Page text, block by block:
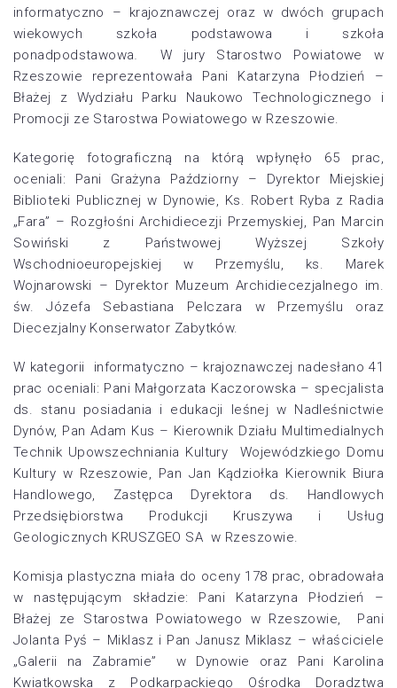
informatyczno – krajoznawczej oraz w dwóch grupach
wiekowych szkoła podstawowa i szkoła
ponadpodstawowa. W jury Starostwo Powiatowe w
Rzeszowie reprezentowała Pani Katarzyna Płodzień –
Błażej z Wydziału Parku Naukowo Technologicznego i
Promocji ze Starostwa Powiatowego w Rzeszowie.
Kategorię fotograficzną na którą wpłynęło 65 prac,
oceniali: Pani Grażyna Paździorny – Dyrektor Miejskiej
Biblioteki Publicznej w Dynowie, Ks. Robert Ryba z Radia
„Fara” – Rozgłośni Archidiecezji Przemyskiej, Pan Marcin
Sowiński z Państwowej Wyższej Szkoły
Wschodnioeuropejskiej w Przemyślu, ks. Marek
Wojnarowski – Dyrektor Muzeum Archidiecezjalnego im.
św. Józefa Sebastiana Pelczara w Przemyślu oraz
Diecezjalny Konserwator Zabytków.
W kategorii informatyczno – krajoznawczej nadesłano 41
prac oceniali: Pani Małgorzata Kaczorowska – specjalista
ds. stanu posiadania i edukacji leśnej w Nadleśnictwie
Dynów, Pan Adam Kus – Kierownik Działu Multimedialnych
Technik Upowszechniania Kultury Wojewódzkiego Domu
Kultury w Rzeszowie, Pan Jan Kądziołka Kierownik Biura
Handlowego, Zastępca Dyrektora ds. Handlowych
Przedsiębiorstwa Produkcji Kruszywa i Usług
Geologicznych KRUSZGEO SA w Rzeszowie.
Komisja plastyczna miała do oceny 178 prac, obradowała
w następującym składzie: Pani Katarzyna Płodzień –
Błażej ze Starostwa Powiatowego w Rzeszowie, Pani
Jolanta Pyś – Miklasz i Pan Janusz Miklasz – właściciele
„Galerii na Zabramie” w Dynowie oraz Pani Karolina
Kwiatkowska z Podkarpackiego Ośrodka Doradztwa